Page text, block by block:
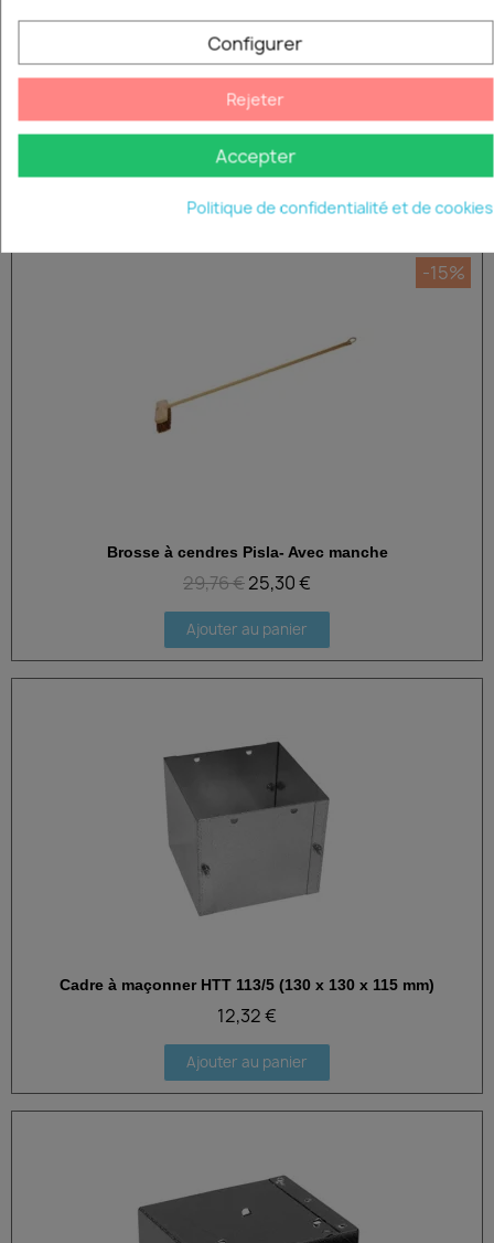
Aperçu rapide
Brosse à cendres Pisla - Sans manche
16,42 €
Ajouter au panier
Aperçu rapide
-15%
Brosse à cendres Pisla- Avec manche
29,76 €25,30 €
Ajouter au panier
Aperçu rapide
Cadre à maçonner HTT 113/5 (130 x 130 x 115 mm)
12,32 €
Ajouter au panier
Configurer
Rejeter
Accepter
Politique de confidentialité et de cookies